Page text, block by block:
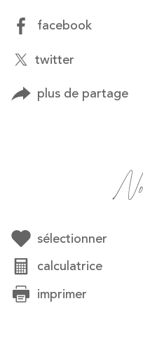
facebook
twitter
plus de partage
sélectionner
calculatrice
imprimer